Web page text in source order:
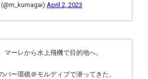
April 2, 2023
マーレから水上飛機で目的地へ。
バー環礁＠モルディブで潜ってきた。